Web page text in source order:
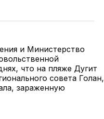
и Министерство
что на пляже Дугит
совета Голан,
зараженную